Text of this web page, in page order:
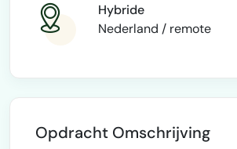
Hybride
Nederland / remote
Opdracht Omschrijving